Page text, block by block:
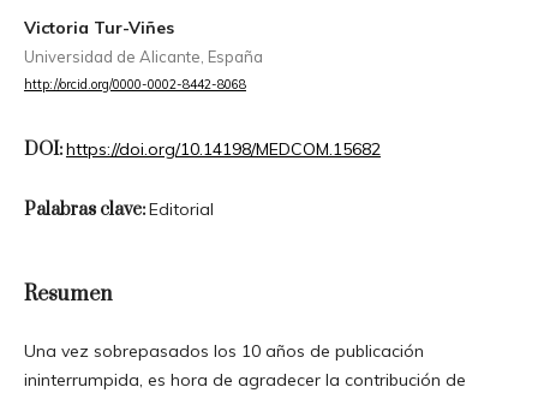
Victoria Tur-Viñes
Universidad de Alicante, España
http://orcid.org/0000-0002-8442-8068
DOI:https://doi.org/10.14198/MEDCOM.15682
Palabras clave:Editorial
Resumen
Una vez sobrepasados los 10 años de publicación
ininterrumpida, es hora de agradecer la contribución de